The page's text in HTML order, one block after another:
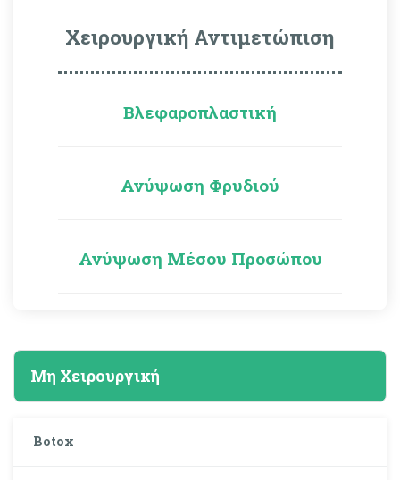
Χειρουργική Αντιμετώπιση
Βλεφαροπλαστική
Ανύψωση Φρυδιού
Ανύψωση Μέσου Προσώπου
Μη Χειρουργική
Botox